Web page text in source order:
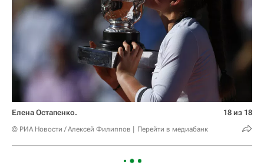
Елена Остапенко.
© РИА Новости / Алексей Филиппов Перейти в медиабанк
18 из 18